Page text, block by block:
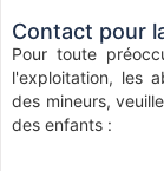
Contact pour
Pour toute
l'exploitation, les
des mineurs,
des enfants :